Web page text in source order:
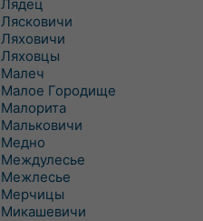
Лядец
Лясковичи
Ляховичи
Ляховцы
Малеч
Малое Городище
Малорита
Мальковичи
Медно
Междулесье
Межлесье
Мерчицы
Микашевичи